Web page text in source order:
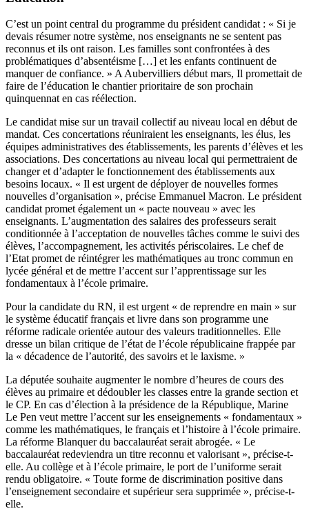
C’est un point central du programme du président candidat : « Si je
devais résumer notre système, nos enseignants ne se sentent pas
reconnus et ils ont raison. Les familles sont confrontées à des
problématiques d’absentéisme […] et les enfants continuent de
manquer de confiance. » A Aubervilliers début mars, Il promettait de
faire de l’éducation le chantier prioritaire de son prochain
quinquennat en cas réélection.
Le candidat mise sur un travail collectif au niveau local en début de
mandat. Ces concertations réuniraient les enseignants, les élus, les
équipes administratives des établissements, les parents d’élèves et les
associations. Des concertations au niveau local qui permettraient de
changer et d’adapter le fonctionnement des établissements aux
besoins locaux. « Il est urgent de déployer de nouvelles formes
nouvelles d’organisation », précise Emmanuel Macron. Le président
candidat promet également un « pacte nouveau » avec les
enseignants. L’augmentation des salaires des professeurs serait
conditionnée à l’acceptation de nouvelles tâches comme le suivi des
élèves, l’accompagnement, les activités périscolaires. Le chef de
l’Etat promet de réintégrer les mathématiques au tronc commun en
lycée général et de mettre l’accent sur l’apprentissage sur les
fondamentaux à l’école primaire.
Pour la candidate du RN, il est urgent « de reprendre en main » sur
le système éducatif français et livre dans son programme une
réforme radicale orientée autour des valeurs traditionnelles. Elle
dresse un bilan critique de l’état de l’école républicaine frappée par
la « décadence de l’autorité, des savoirs et le laxisme. »
La députée souhaite augmenter le nombre d’heures de cours des
élèves au primaire et dédoubler les classes entre la grande section et
le CP. En cas d’élection à la présidence de la République, Marine
Le Pen veut mettre l’accent sur les enseignements « fondamentaux »
comme les mathématiques, le français et l’histoire à l’école primaire.
La réforme Blanquer du baccalauréat serait abrogée. « Le
baccalauréat redeviendra un titre reconnu et valorisant », précise-t-
elle. Au collège et à l’école primaire, le port de l’uniforme serait
rendu obligatoire. « Toute forme de discrimination positive dans
l’enseignement secondaire et supérieur sera supprimée », précise-t-
elle.